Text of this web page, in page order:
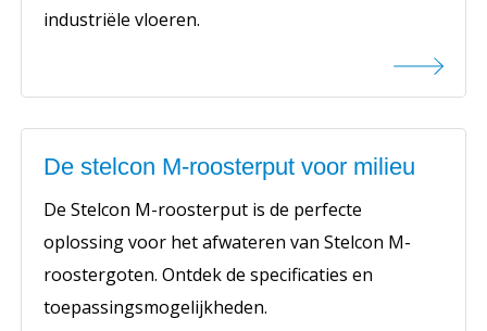
industriële vloeren.
De stelcon M-roosterput voor milieu
De Stelcon M-roosterput is de perfecte
oplossing voor het afwateren van Stelcon M-
roostergoten. Ontdek de specificaties en
toepassingsmogelijkheden.